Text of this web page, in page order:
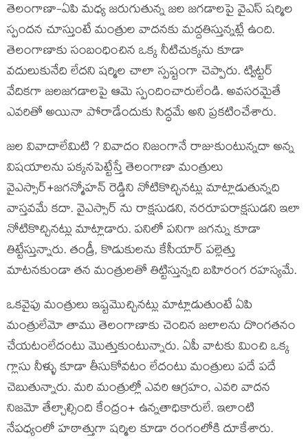
తెలంగాణా-ఏపి మధ్య జరుగుతున్న జల జగడాలపై వైఎస్ షర్మిల
స్పందన చూస్తుంటే మంత్రుల వాదనకు మద్దతిస్తున్నట్లే ఉంది.
తెలంగాణాకు సంబంధించిన ఒక్క నీటిచుక్కను కూడా
వదులుకునేది లేదని షర్మిల చాలా స్పష్టంగా చెప్పారు. ట్విట్టర్
వేదికగా జలజగడాలపై ఆమె స్పందించారులేండి. అవసరమైతే
ఎవరితో అయినా పోరాడేందుకు సిద్ధమే అని ప్రకటించేశారు.
జల వివాదాలేమిటి ? వివాదం నిజంగానే రాజుకుంటున్నదా అన్న
విషయాలను పక్కనపెట్టేస్తే తెలంగాణా మంత్రులు
వైఎస్సార్+జగన్మోహన్ రెడ్డిని నోటికొచ్చినట్లు మాట్లాడుతున్నది
వాస్తవమే కదా. వైఎస్సార్ ను రాక్షసుడని, నరరూపరాక్షసుడని ఇలా
నోటికొచ్చినట్లు మాట్లాడారు. పనిలో పనిగా జగన్ను కూడా
తిట్టేస్తున్నారు. తండ్రీ, కొడుకులను కేసీయార్ పల్లెత్తు
మాటనకుండా తన మంత్రులతో తిట్టిస్తున్నది బహిరంగ రహస్యమే.
ఒకవైపు మంత్రులు ఇష్టమొచ్చినట్లు మాట్లాడుతుంటే ఏపి
మంత్రులేమో తాము తెలంగాణాకు చెందిన జలాలను దొంగతనం
చేయటంలేదంటు మొత్తుకుంటున్నారు. ఏపీ వాటకు మించి ఒక్క
గ్లాసు నీళ్ళు కూడా తీసుకోవటం లేదంటు మంత్రులు పదే పదే
చెబుతున్నారు. మరి మంత్రుల్లో ఎవరి ఆగ్రహం, ఎవరి వాదన
నిజమో తేల్చాల్సింది కేంద్రం+ ఉన్నతాధికారులే. ఇలాంటి
నేపధ్యంలో హఠాత్తుగా షర్మిల కూడా రంగంలోకి దూకేశారు.